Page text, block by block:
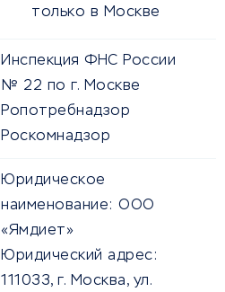
только в Москве
Инспекция ФНС России
№ 22 по г. Москве
Ропотребнадзор
Роскомнадзор
Юридическое
наименование: ООО
«Ямдиет»
Юридический адрес:
111033, г. Москва, ул.